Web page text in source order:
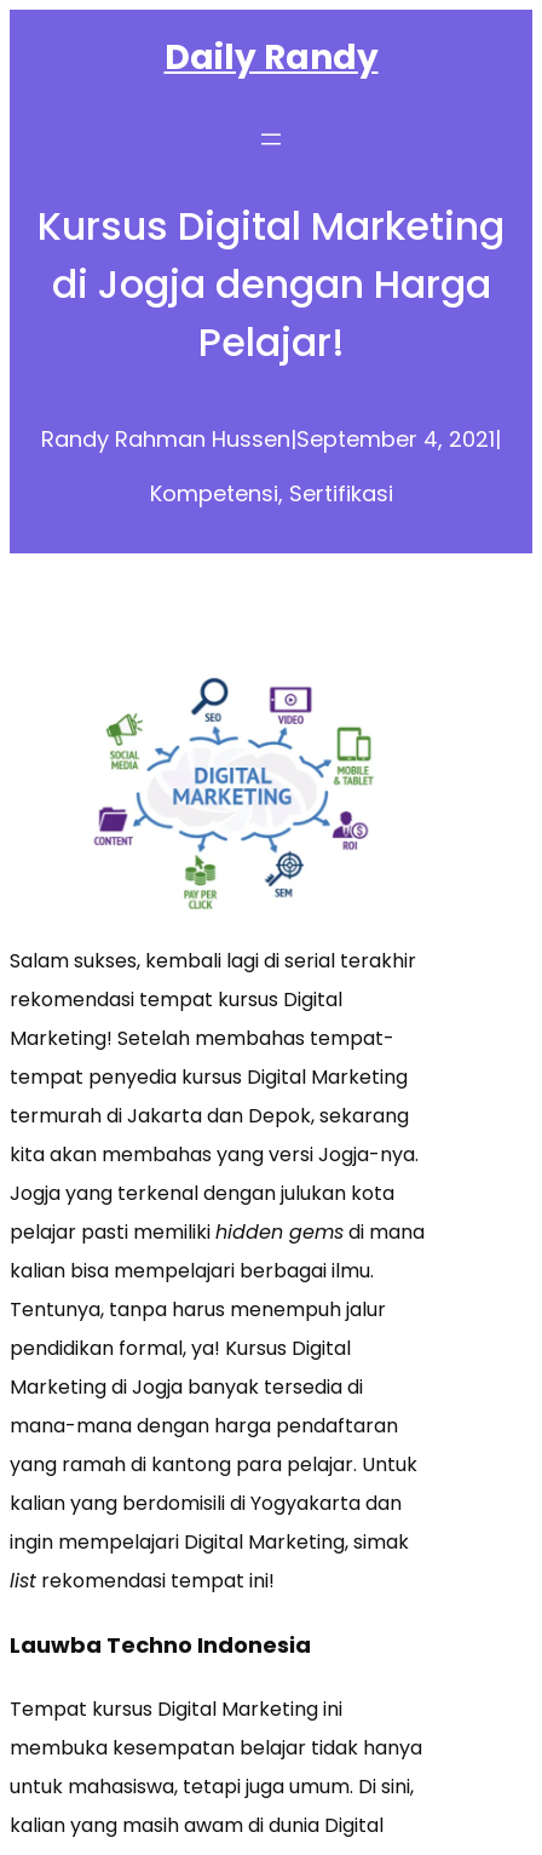
Daily Randy
Kursus Digital Marketing
di Jogja dengan Harga
Pelajar!
Randy Rahman Hussen|September 4, 2021|
Kompetensi, Sertifikasi
Salam sukses, kembali lagi di serial terakhir
rekomendasi tempat kursus Digital
Marketing! Setelah membahas tempat-
tempat penyedia kursus Digital Marketing
termurah di Jakarta dan Depok, sekarang
kita akan membahas yang versi Jogja-nya.
Jogja yang terkenal dengan julukan kota
pelajar pasti memilikihidden gemsdi mana
kalian bisa mempelajari berbagai ilmu.
Tentunya, tanpa harus menempuh jalur
pendidikan formal, ya! Kursus Digital
Marketing di Jogja banyak tersedia di
mana-mana dengan harga pendaftaran
yang ramah di kantong para pelajar. Untuk
kalian yang berdomisili di Yogyakarta dan
ingin mempelajari Digital Marketing, simak
list rekomendasi tempat ini!
Lauwba Techno Indonesia
Tempat kursus Digital Marketing ini
membuka kesempatan belajar tidak hanya
untuk mahasiswa, tetapi juga umum. Di sini,
kalian yang masih awam di dunia Digital